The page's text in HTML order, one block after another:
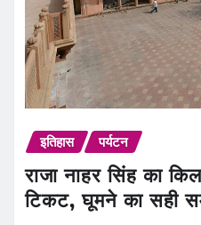
इतिहास पर्यटन
राजा नाहर सिंह का
टिकट, घूमने का सही